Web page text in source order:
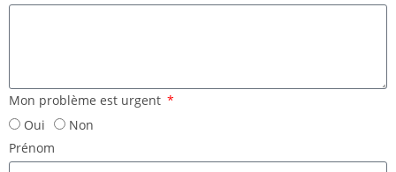
Mon problème est urgent
Oui
Non
Prénom